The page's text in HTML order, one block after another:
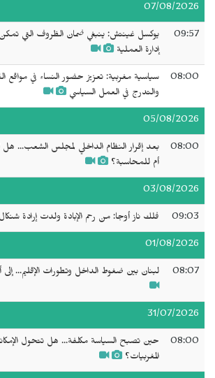
07/08/2026
09:57
يوكسل غينتش: ينبغي ضمان الظروف التي
إدارة العملية
08:00
سياسية مغربية: تعزيز حضور النساء في مواقع
والتدرج في العمل السياسي
05/08/2026
08:00
بعد إقرار النظام الداخلي لمجلس الشعب... هل
أم للمحاسبة؟
03/08/2026
09:03 فلك ناز أوجا: من رحم الإبادة ولدت إرادة شنكال
01/08/2026
08:07 لبنان بين ضغوط الداخل وتطورات الإقليم...
31/07/2026
08:00
حين تصبح السياسة مكلفة... هل تتحول
المغربيات؟